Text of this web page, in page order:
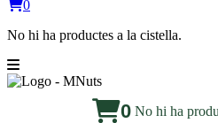
0
No hi ha productes a la cistella.
0 No hi ha